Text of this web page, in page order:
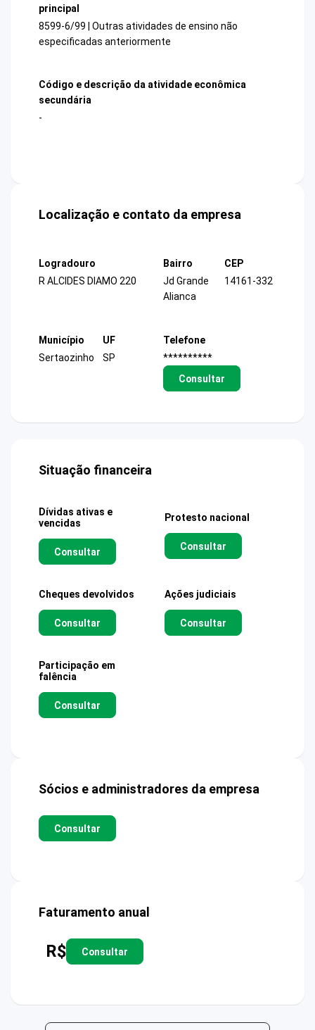
principal
8599-6/99 | Outras atividades de ensino não
especificadas anteriormente
Código e descrição da atividade econômica
secundária
-
Localização e contato da empresa
Logradouro
R ALCIDES DIAMO 220
Bairro
Jd Grande
Alianca
CEP
14161-332
Município
Sertaozinho
UF
SP
Telefone
**********
Consultar
Situação financeira
Dívidas ativas e
vencidas
Consultar
Protesto nacional
Consultar
Cheques devolvidos
Consultar
Ações judiciais
Consultar
Participação em
falência
Consultar
Sócios e administradores da empresa
Consultar
Faturamento anual
R$ Consultar